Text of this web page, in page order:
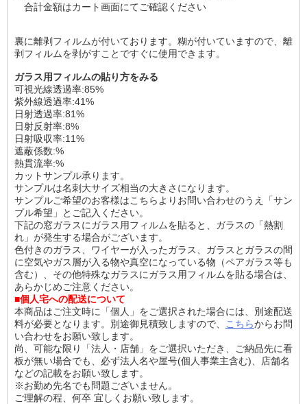
合計金額はカート画面にてご確認ください
裏に離剥フィルムが付いております。糊が付いていますので、離
剥フィルムを剥がすことですぐに使用できます。
ガラス用フィルムの貼り方をみる
可視光線透過率:85%
紫外線透過率:41%
日射透過率:81%
日射反射率:8%
日射吸収率:11%
遮蔽係数:%
熱貫流率:%
カットサンプル承ります。
サンプルは名刺大サイズ相当の大きさになります。
サンプルご希望のお客様はこちらよりお問い合わせのうえ「サン
プル希望」とご記入ください。
下記の窓ガラスにガラス用フィルムを貼ると、ガラスの「熱割
れ」が発生する場合がございます。
色付きのガラス、ワイヤーが入ったガラス、ガラスとガラスの間
に空気やガス層が入る物や真空になっている物（ペアガラス等も
含む）、その他特殊なガラスにガラス用フィルムを貼る場合は、
あらかじめご注意ください。
■個人宅への配送について
本商品はご注文時に「個人」をご選択された場合には、別途配送
料が必要となります。別途御見積致しますので、
こちらからお問
い合わせをお願い致します。
尚、可能な限り「法人・店舗」をご選択いただき、ご納品先に看
板が無い場合でも、必ず法人名や屋号(個人事業主含む)、店舗名
などの記載をお願い致します。
※お勤め先名でも問題ございません。
ご理解の程、何卒 宜しくお願い致します。